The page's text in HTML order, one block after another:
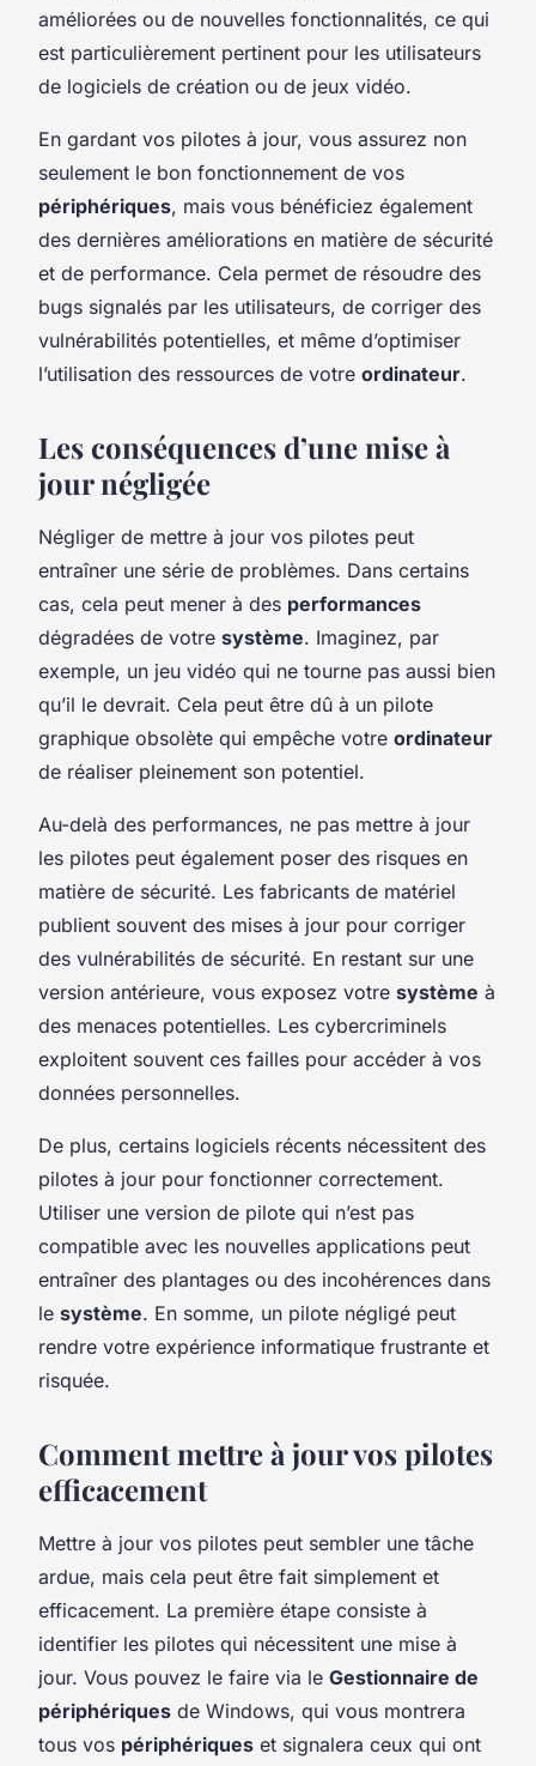
améliorées ou de nouvelles fonctionnalités, ce qui
est particulièrement pertinent pour les utilisateurs
de logiciels de création ou de jeux vidéo.
En gardant vos pilotes à jour, vous assurez non
seulement le bon fonctionnement de vos
périphériques, mais vous bénéficiez également
des dernières améliorations en matière de sécurité
et de performance. Cela permet de résoudre des
bugs signalés par les utilisateurs, de corriger des
vulnérabilités potentielles, et même d’optimiser
l’utilisation des ressources de votre ordinateur.
Les conséquences d’une mise à
jour négligée
Négliger de mettre à jour vos pilotes peut
entraîner une série de problèmes. Dans certains
cas, cela peut mener à des performances
dégradées de votre système. Imaginez, par
exemple, un jeu vidéo qui ne tourne pas aussi bien
qu’il le devrait. Cela peut être dû à un pilote
graphique obsolète qui empêche votre ordinateur
de réaliser pleinement son potentiel.
Au-delà des performances, ne pas mettre à jour
les pilotes peut également poser des risques en
matière de sécurité. Les fabricants de matériel
publient souvent des mises à jour pour corriger
des vulnérabilités de sécurité. En restant sur une
version antérieure, vous exposez votre système à
des menaces potentielles. Les cybercriminels
exploitent souvent ces failles pour accéder à vos
données personnelles.
De plus, certains logiciels récents nécessitent des
pilotes à jour pour fonctionner correctement.
Utiliser une version de pilote qui n’est pas
compatible avec les nouvelles applications peut
entraîner des plantages ou des incohérences dans
le système. En somme, un pilote négligé peut
rendre votre expérience informatique frustrante et
risquée.
Comment mettre à jour vos pilotes
efficacement
Mettre à jour vos pilotes peut sembler une tâche
ardue, mais cela peut être fait simplement et
efficacement. La première étape consiste à
identifier les pilotes qui nécessitent une mise à
jour. Vous pouvez le faire via le Gestionnaire de
périphériques de Windows, qui vous montrera
tous vos périphériques et signalera ceux qui ont